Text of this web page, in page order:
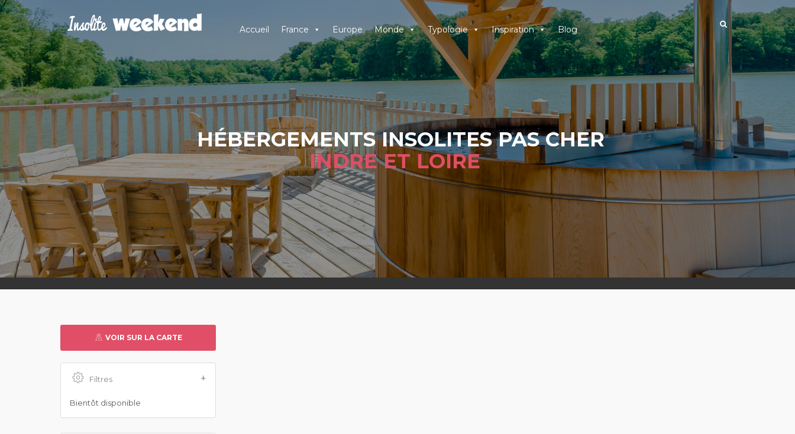
Accueil France Europe Monde Typologie Inspiration Blog
HÉBERGEMENTS INSOLITES PAS CHER
INDRE ET LOIRE
VOIR SUR LA CARTE
Filtres
Bientôt disponible